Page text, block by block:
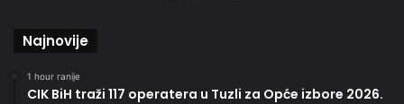
Najnovije
1 hour ranije
CIK BiH traži 117 operatera u Tuzli za Opće izbore 2026.